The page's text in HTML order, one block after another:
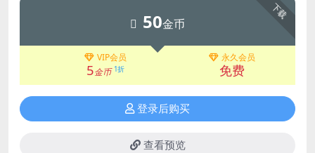
下载
50金币
VIP会员
5金币 1折
永久会员
免费
登录后购买
查看预览